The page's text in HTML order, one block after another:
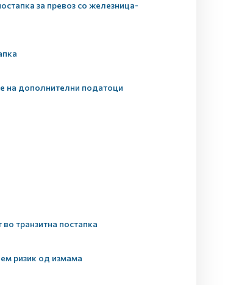
за превоз со железница-
на дополнителни податоци
транзитна постапка
ризик од измама